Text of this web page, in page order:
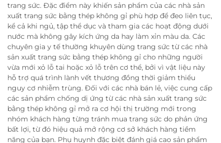
trang sức. Đặc điểm này khiến sản phẩm của các nhà sản
xuất trang sức bằng thép không gỉ phù hợp để đeo liên tục,
kể cả khi ngủ, tập thể dục và tham gia các hoạt động dưới
nước mà không gây kích ứng da hay làm xỉn màu da. Các
chuyên gia y tế thường khuyên dùng trang sức từ các nhà
sản xuất trang sức bằng thép không gỉ cho những người
vừa mới xỏ lỗ tai hoặc xỏ lỗ trên cơ thể, bởi vì vật liệu này
hỗ trợ quá trình lành vết thương đồng thời giảm thiểu
nguy cơ nhiễm trùng. Đối với các nhà bán lẻ, việc cung cấp
các sản phẩm chống dị ứng từ các nhà sản xuất trang sức
bằng thép không gỉ mở ra cơ hội thị trường mới trong
nhóm khách hàng từng tránh mua trang sức do phản ứng
bất lợi, từ đó hiệu quả mở rộng cơ sở khách hàng tiềm
năng của bạn. Phụ huynh đặc biệt đánh giá cao sản phẩm